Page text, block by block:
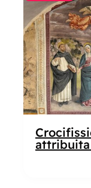
attribuita